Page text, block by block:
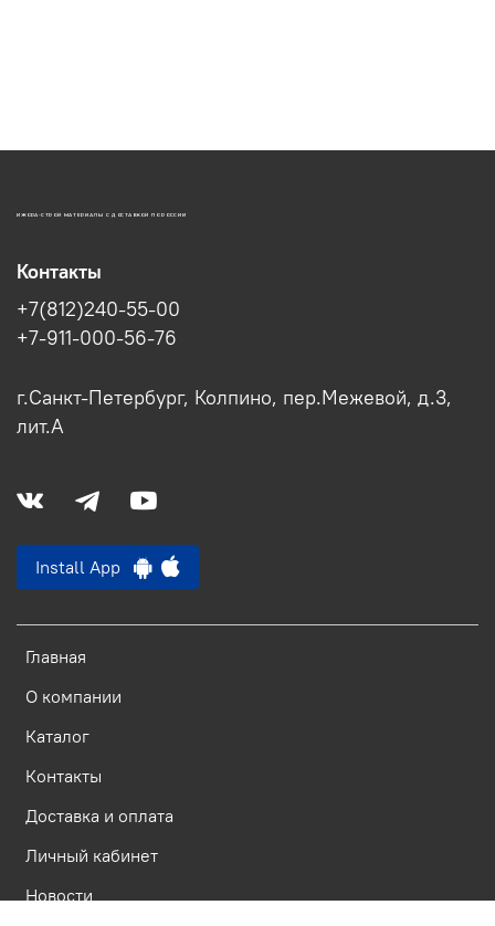
ИЖОРА-СТРОЙ МАТЕРИАЛЫ С ДОСТАВКОЙ ПО РОССИИ
Главная
О компании
Каталог
Контакты
Доставка и оплата
Личный кабинет
Новости
Контакты
+7(812)240-55-00
+7-911-000-56-76
г.Санкт-Петербург, Колпино, пер.Межевой, д.3,
лит.А
Install App